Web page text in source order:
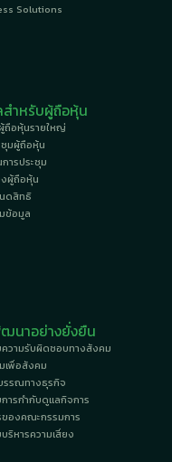
Solutions
ำหรับผู้ถือหุ้น
ถือหุ้นรายใหญ่
ชุมผู้ถือหุ้น
ารประชุม
ผู้ถือหุ้น
ดสิทธิ
ข้อมูล
นาอย่างยั่งยืน
ความรับผิดชอบทางสังคม
เพื่อสังคม
รรณทางธุรกิจ
การกำกับดูแลกิจการ
องคณะกรรมการ
ริหารความเสี่ยง